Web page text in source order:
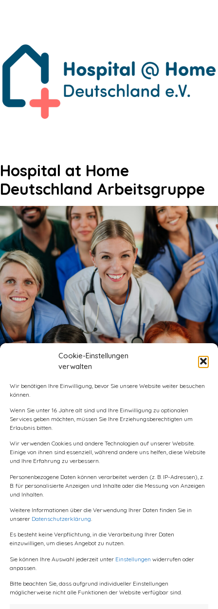
Cookie-Einstellungen
verwalten
Wir benötigen Ihre Einwilligung, bevor Sie unsere Website weiter besuchen
können.
Wenn Sie unter 16 Jahre alt sind und Ihre Einwilligung zu optionalen
Services geben möchten, müssen Sie Ihre Erziehungsberechtigten um
Erlaubnis bitten.
Wir verwenden Cookies und andere Technologien auf unserer Website.
Einige von ihnen sind essenziell, während andere uns helfen, diese Website
und Ihre Erfahrung zu verbessern.
Personenbezogene Daten können verarbeitet werden (z. B. IP-Adressen), z.
B. für personalisierte Anzeigen und Inhalte oder die Messung von Anzeigen
und Inhalten.
Weitere Informationen über die Verwendung Ihrer Daten finden Sie in
unserer Datenschutzerklärung.
Es besteht keine Verpflichtung, in die Verarbeitung Ihrer Daten
einzuwilligen, um dieses Angebot zu nutzen.
Sie können Ihre Auswahl jederzeit unter Einstellungen widerrufen oder
anpassen.
Bitte beachten Sie, dass aufgrund individueller Einstellungen
möglicherweise nicht alle Funktionen der Website verfügbar sind.
Hospital at Home
Deutschland Arbeitsgruppe
Das Projekt „Hospital at Home Deutschland“ soll ein
das den Krankenhausaufenthalt durch eine umfassende und
qualitativ hochwertige medizinische Versorgung im
häuslichen Umfeld ersetzt. Es handelt sich um eine stationäre
Behandlung im häuslichen Umfeld.
Whatsapp
Bleib up to date!
Bleib informiert über unsere nächste Online-Veranstaltung
und zukünftige Aktivitäten.